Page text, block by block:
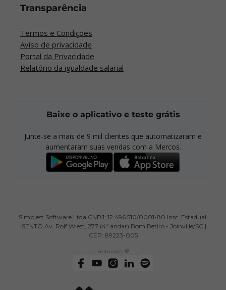
Transparência
Termos e Condições
Aviso de privacidade
Portal da Privacidade
Relatório da igualdade salarial
Baixe o aplicativo e teste grátis
Junte-se a mais de 9 mil clientes que automatizaram e
aumentaram suas vendas com a Mercos.
Simplest Software Ltda CNPJ: 12.496.510/0001-80 Insc. Estadual:
ISENTO Av. Rolf Wiest, 277 (4º andar) Bom Retiro - Joinville/SC |
CEP: 89223-005
Feito com 💜